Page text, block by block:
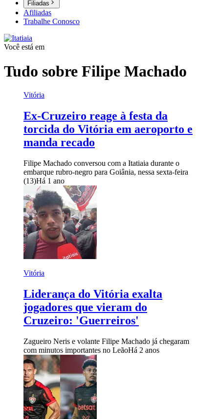
Filiadas
Afiliadas
Trabalhe Conosco
Você está em
Tudo sobre Filipe Machado
Vitória
Ex-Cruzeiro reage à festa da
torcida do Vitória em aeroporto e
manda recado
Filipe Machado conversou com a Itatiaia durante o
embarque rubro-negro para Goiânia, nessa sexta-feira
(13)Há 1 ano
Vitória
Liderança do Vitória exalta
jogadores que vieram do
Cruzeiro: 'Guerreiros'
Zagueiro Neris e volante Filipe Machado já chegaram
com minutos importantes no LeãoHá 2 anos